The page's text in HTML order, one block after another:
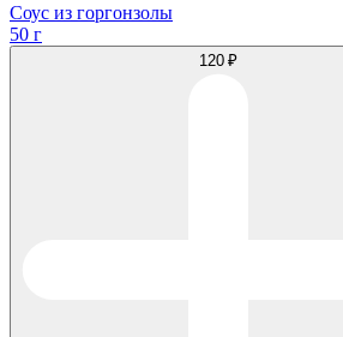
Соус из горгонзолы
50 г
120 ₽